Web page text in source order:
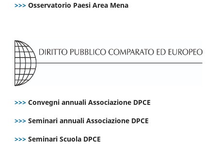
>>> Osservatorio Paesi Area Mena
>>> Convegni annuali Associazione DPCE
>>> Seminari annuali Associazione DPCE
>>> Seminari Scuola DPCE